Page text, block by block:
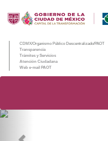
CDMX/Organismo Público Descentralizado/PAOT
Transparencia
Trámites y Servicios
Atención Ciudadana
Web e-mail PAOT